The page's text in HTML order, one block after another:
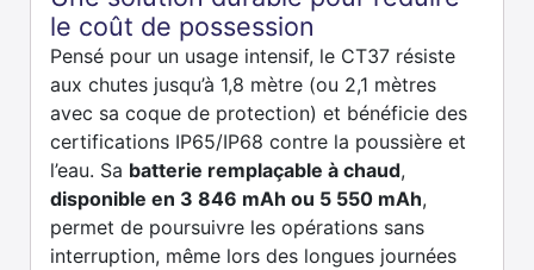
le coût de possession
Pensé pour un usage intensif, le CT37 résiste
aux chutes jusqu’à 1,8 mètre (ou 2,1 mètres
avec sa coque de protection) et bénéficie des
certifications IP65/IP68 contre la poussière et
l’eau. Sa batterie remplaçable à chaud,
disponible en 3 846 mAh ou 5 550 mAh,
permet de poursuivre les opérations sans
interruption, même lors des longues journées